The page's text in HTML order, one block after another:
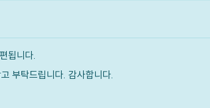
됩니다.
부탁드립니다. 감사합니다.